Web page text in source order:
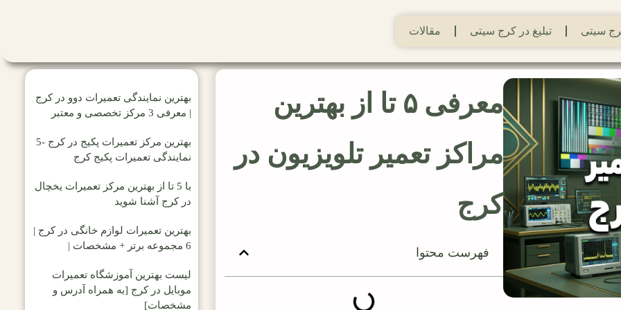
سیتی تبلیغ در کرج سیتی مقالات
معرفی ۵ تا از بهترین
مراکز تعمیر تلویزیون در
کرج
فهرست محتوا
بهترین نمایندگی تعمیرات دوو در کرج
| معرفی 3 مرکز تخصصی و معتبر
بهترین مرکز تعمیرات پکیج در کرج -5
نمایندگی تعمیرات پکیج کرج
با 5 تا از بهترین مرکز تعمیرات یخچال
در کرج آشنا شوید
بهترین تعمیرات لوازم خانگی در کرج |
6 مجموعه برتر + مشخصات |
لیست بهترین آموزشگاه تعمیرات
موبایل در کرج [به همراه آدرس و
مشخصات]